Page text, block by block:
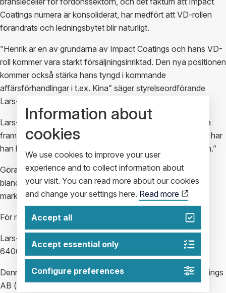
Coatings numera är konsoliderat, har medfört att VD-rollen
förändrats och ledningsbytet blir naturligt.
”Henrik är en av grundarna av Impact Coatings och hans VD-
roll kommer vara starkt försäljningsinriktad. Den nya positionen
kommer också stärka hans tyngd i kommande
affärsförhandlingar i t.ex. Kina” säger styrelseordförande
Lars-Erik Nordell.
Lars-Erik fortsätter, ”Göran har varit viktig för bolagets nya
framtoning. Förutom genomförande av omorganisationen har
han lagt grunden för bolagets framtida varumärkesposition.”
Göran Felldin kvarstår i bolaget under en övergångsperiod
bland annat för att slutföra arbetet med bolagets nya
marknadsstrategi.
För mer information kontakta:
Lars-Erik Nordell, Styrelsens ordförande, Telefon: 0705-
640655, E-mail: Lars-Erik.Nordell@Nordellpartner.se.
Denna information är sådan information som Impact Coatings
AB (publ) är skyldigt att offentliggöra enligt EU:s
Information about
cookies
We use cookies to improve your user
experience and to collect information about
your visit. You can read more about our cookies
and change your settings here. Read more
Accept all
Accept essential only
Configure preferences